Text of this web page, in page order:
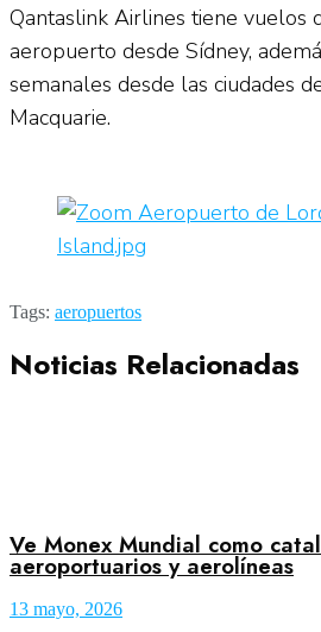
Qantaslink Airlines tiene vuelos
aeropuerto desde Sídney,
semanales desde las ciudades
Macquarie.
Tags: aeropuertos
Noticias Relacionadas
Ve Monex Mundial como
aeroportuarios y aerolíneas
13 mayo, 2026